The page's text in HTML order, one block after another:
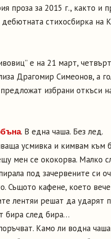
проза за 2015 г., както и
дебютната стихосбирка на
е на 21 март,
Драгомир Симеонов, а
избрани откъси
. В една чаша. Без лед.
усмивка и кимвам към
мен се ококорва. Малко
под зачервените си
Същото кафене, което
лентяи решат да ударят
бира след бира…
Камо ли водна